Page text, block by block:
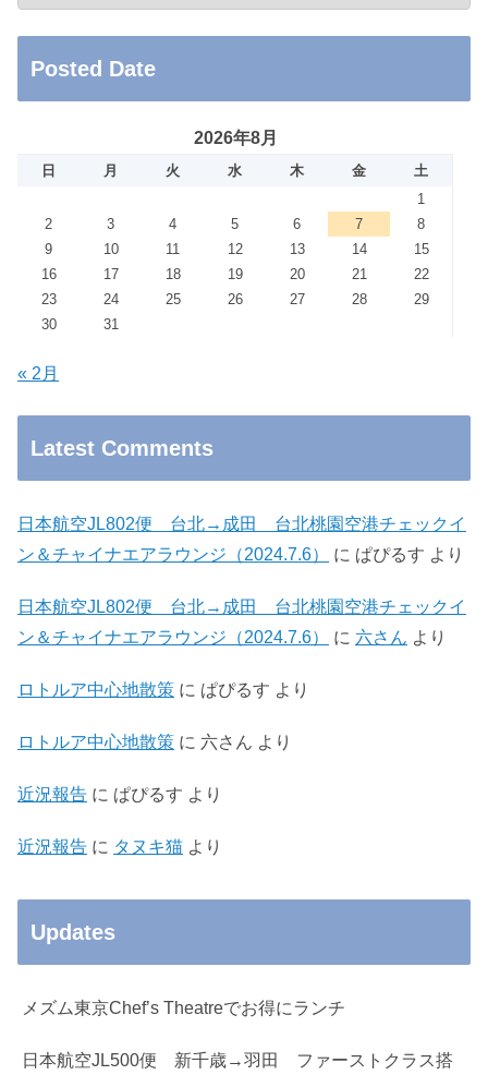
Posted Date
2026年8月
日 月 火 水 木 金
土
1
2
3 4 5 6 7
8
9
10 11 12 13 14
15
16
17 18 19 20 21
22
23
24 25 26 27 28
29
30
31
« 2月
Latest Comments
日本航空JL802便 台北→成田 台北桃園空港チェックイ
ン＆チャイナエアラウンジ（2024.7.6）
に ぱぴるす より
日本航空JL802便 台北→成田 台北桃園空港チェックイ
ン＆チャイナエアラウンジ（2024.7.6）
に 六さん より
ロトルア中心地散策 に ぱぴるす より
ロトルア中心地散策 に 六さん より
近況報告 に ぱぴるす より
近況報告 に タヌキ猫 より
Updates
メズム東京Chef’s Theatreでお得にランチ
日本航空JL500便 新千歳→羽田 ファーストクラス搭